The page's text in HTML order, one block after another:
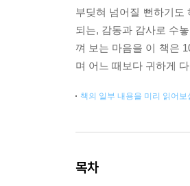
부딪혀 넘어질 뻔하기도
되는, 감동과 감사로 수
껴 보는 마음을 이 책은
며 어느 때보다 귀하게
책의 일부 내용을 미리 읽어보
목차